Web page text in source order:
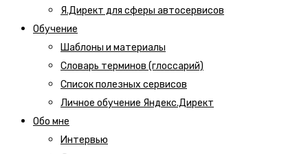
Я.Директ для сферы автосервисов
Обучение
Шаблоны и материалы
Словарь терминов (глоссарий)
Список полезных сервисов
Личное обучение Яндекс.Директ
Обо мне
Интервью